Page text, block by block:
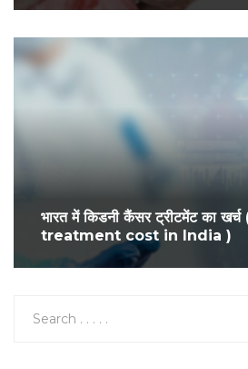
भारत में किडनी कैंसर ट्रीटमेंट का
treatment cost in India )